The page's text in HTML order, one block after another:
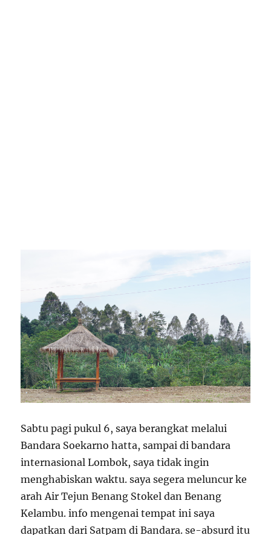
Sabtu pagi pukul 6, saya berangkat melalui
Bandara Soekarno hatta, sampai di bandara
internasional Lombok, saya tidak ingin
menghabiskan waktu. saya segera meluncur ke
arah Air Tejun Benang Stokel dan Benang
Kelambu. info mengenai tempat ini saya
dapatkan dari Satpam di Bandara. se-absurd itu